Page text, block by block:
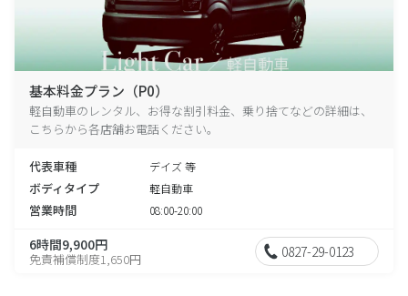
基本料金プラン（P0）
軽自動車のレンタル、お得な割引料金、乗り捨てなどの詳細は、
こちらから各店舗お電話ください。
代表車種 デイズ 等
ボディタイプ 軽自動車
営業時間 08:00-20:00
6時間9,900円
免責補償制度1,650円 0827-29-0123